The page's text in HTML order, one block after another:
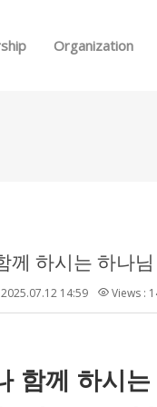
Organization
께 하시는 하나
2025.07.12 14:59 Views :
함께 하시는